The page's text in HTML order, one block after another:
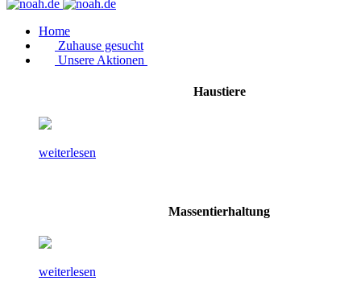
Home
Zuhause gesucht
Unsere Aktionen
Haustiere
weiterlesen
Massentierhaltung
weiterlesen